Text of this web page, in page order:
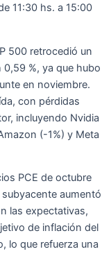
11:30 hs. a 15:00
500 retrocedió un
%, ya que hubo
en noviembre.
con pérdidas
incluyendo Nvidia
(-1%) y Meta
PCE de octubre
aumentó
las expectativas,
de inflación del
lo que refuerza una